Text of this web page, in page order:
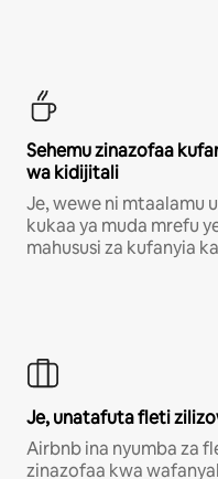
Sehemu zinazofaa
wa kidijitali
Je, wewe ni mtaalamu
kukaa ya muda mrefu
mahususi za kufanyia
Je, unatafuta fleti
Airbnb ina nyumba za
zinazofaa kwa